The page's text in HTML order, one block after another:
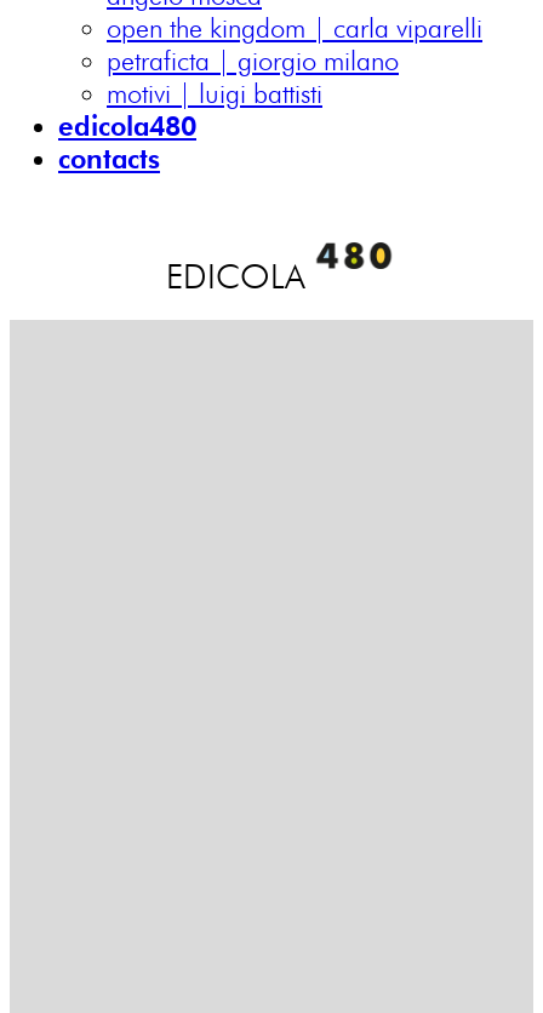
open the kingdom | carla viparelli
petraficta | giorgio milano
motivi | luigi battisti
edicola480
contacts
EDICOLA